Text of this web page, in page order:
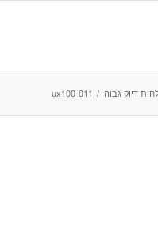
/
ux100-011